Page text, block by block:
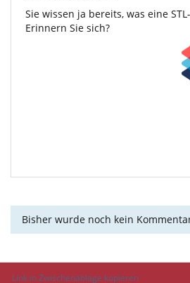
Sie wissen ja bereits, was eine
Erinnern Sie sich?
Bisher wurde noch kein
Link in Zwischenablage kopieren